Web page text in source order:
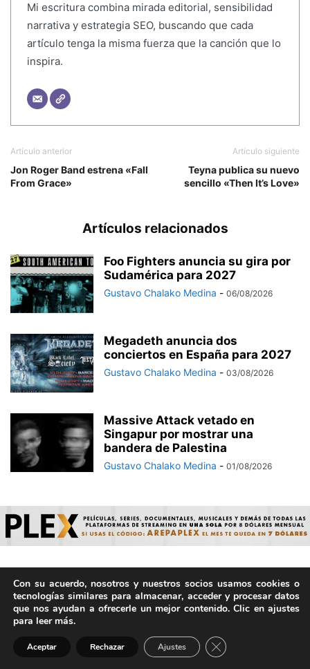
Mi escritura combina mirada editorial, sensibilidad
narrativa y estrategia SEO, buscando que cada
artículo tenga la misma fuerza que la canción que lo
inspira.
Artículo anterior
Jon Roger Band estrena «Fall
From Grace»
Artículo siguiente
Teyna publica su nuevo
sencillo «Then It’s Love»
Artículos relacionados
Foo Fighters anuncia su gira por
Sudamérica para 2027
Gustavo Chalako Medina - 06/08/2026
Megadeth anuncia dos
conciertos en España para 2027
Gustavo Chalako Medina - 03/08/2026
Massive Attack vetado en
Singapur por mostrar una
bandera de Palestina
Gustavo Chalako Medina - 01/08/2026
© ArepaVolatil.Com 2021-2025 - Hecho por humanos, no por
IA. | Todos los derechos reservados.
Con su acuerdo, nosotros y nuestros socios usamos cookies o
tecnologías similares para almacenar, acceder y procesar datos
que nos ayudan a ofrecerle un mejor contenido. Clic en ajustes
para leer más.
Aceptar Rechazar Ajustes Cerrar el banner de